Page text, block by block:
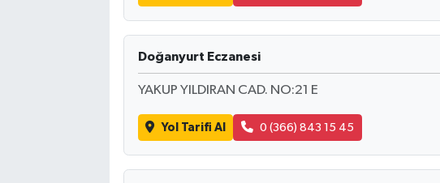
Doğanyurt Eczanesi
YAKUP YILDIRAN CAD. NO:21 E
Yol Tarifi Al 0 (366) 843 15 45